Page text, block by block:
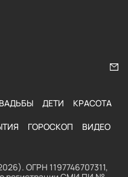
ДЕТИ КРАСОТА
ГОРОСКОП ВИДЕО
ОГРН 1197746707311,